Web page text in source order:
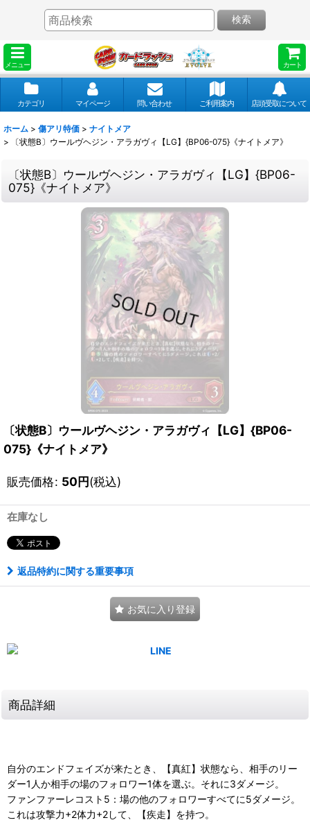
メニュー カート
検索
カテゴリ マイページ 問い合わせ ご利用案内 店頭受取について
ホーム > 傷アリ特価 > ナイトメア
>
〔状態B〕ウールヴヘジン・アラガヴィ【LG】{BP06-075}《ナイトメア》
〔状態B〕ウールヴヘジン・アラガヴィ【LG】{BP06-
075}《ナイトメア》
〔状態B〕ウールヴヘジン・アラガヴィ【LG】{BP06-
075}《ナイトメア》
販売価格: 50円(税込)
在庫なし
返品特約に関する重要事項
お気に入り登録
商品詳細
自分のエンドフェイズが来たとき、【真紅】状態なら、相手のリー
ダー1人か相手の場のフォロワー1体を選ぶ。それに3ダメージ。
ファンファーレコスト5：場の他のフォロワーすべてに5ダメージ。
これは攻撃力+2体力+2して、【疾走】を持つ。